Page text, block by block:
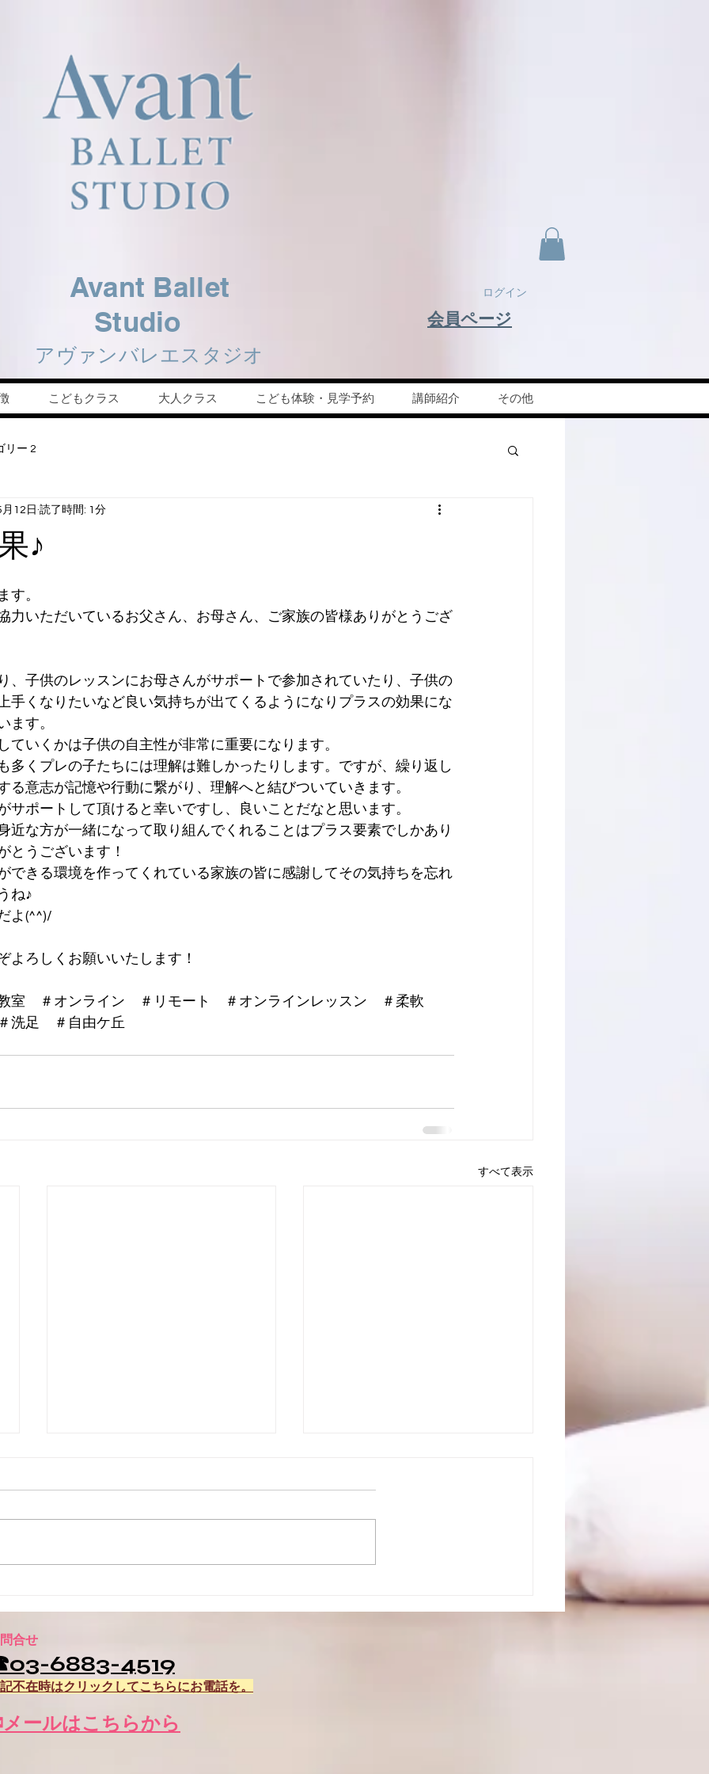
Avant Ballet
Studio
アヴァンバレエスタジオ
ログイン
​会員ページ
こどもクラス 大人クラス こども体験・見学予約 講師紹介 その他
リー 2
♪
12日 読了時間: 1分
す。
力いただいているお父さん、お母さん、ご家族の皆様ありがとうござ
、子供のレッスンにお母さんがサポートで参加されていたり、子供の
手くなりたいなど良い気持ちが出てくるようになりプラスの効果にな
ます。
ていくかは子供の自主性が非常に重要になります。
多くプレの子たちには理解は難しかったりします。ですが、繰り返し
る意志が記憶や行動に繋がり、理解へと結びついていきます。
サポートして頂けると幸いですし、良いことだなと思います。
近な方が一緒になって取り組んでくれることはプラス要素でしかあり
とうございます！
できる環境を作ってくれている家族の皆に感謝してその気持ちを忘れ
ね♪
よ(^^)/
よろしくお願いいたします！
室　＃オンライン　＃リモート　＃オンラインレッスン　＃柔軟
洗足　＃自由ケ丘
すべて表示
本日3人の生徒がコンクールの舞
向けての厳しい練習も乗り越えま
最近、これまでの発表会等の映像
りだなと思います！ どれだけ上
合せ
6883-4519
不在時はクリックしてこちらにお電話を。
ールはこちらから